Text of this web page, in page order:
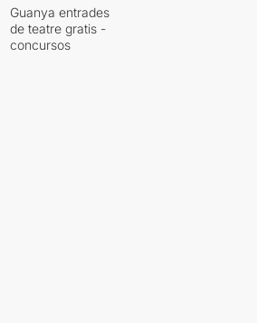
Guanya entrades
de teatre gratis -
concursos